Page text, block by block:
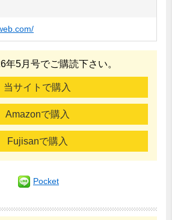
年5月号でご購読下さい。
当サイトで購入
Amazonで購入
Fujisanで購入
Pocket